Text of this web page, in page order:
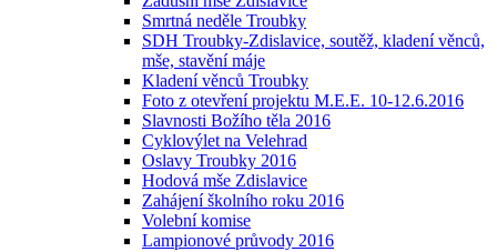
Smrtná neděle Troubky
SDH Troubky-Zdislavice, soutěž, kladení věnců,
mše, stavění máje
Kladení věnců Troubky
Foto z otevření projektu M.E.E. 10-12.6.2016
Slavnosti Božího těla 2016
Cyklovýlet na Velehrad
Oslavy Troubky 2016
Hodová mše Zdislavice
Zahájení školního roku 2016
Volební komise
Lampionové průvody 2016